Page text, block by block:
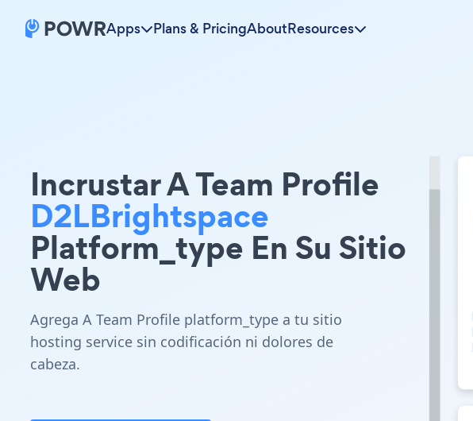
Apps Plans & PricingAboutResources
Incrustar A Team Profile
D2LBrightspace
Platform_type En Su Sitio
Web
Agrega A Team Profile platform_type a tu sitio
hosting service sin codificación ni dolores de
cabeza.